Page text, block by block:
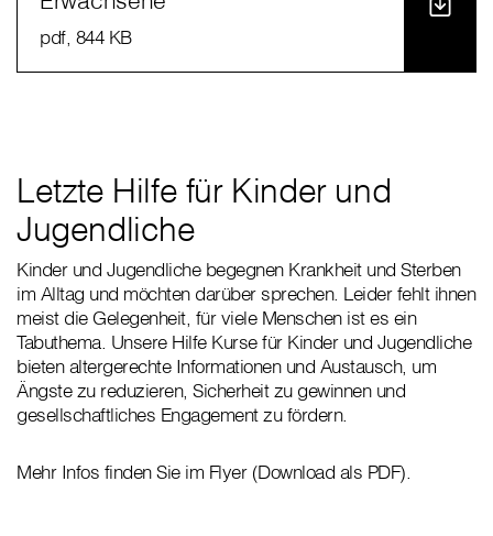
pdf, 844 KB
Letzte Hilfe für Kinder und
Jugendliche
Kinder und Jugendliche begegnen Krankheit und Sterben
im Alltag und möchten darüber sprechen. Leider fehlt ihnen
meist die Gelegenheit, für viele Menschen ist es ein
Tabuthema. Unsere Hilfe Kurse für Kinder und Jugendliche
bieten altergerechte Informationen und Austausch, um
Ängste zu reduzieren, Sicherheit zu gewinnen und
gesellschaftliches Engagement zu fördern.
Mehr Infos finden Sie im Flyer (Download als PDF).